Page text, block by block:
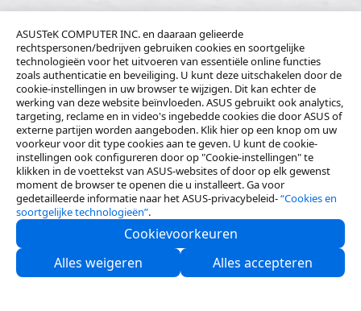
ASUSTeK COMPUTER INC. en daaraan gelieerde
rechtspersonen/bedrijven gebruiken cookies en soortgelijke
technologieën voor het uitvoeren van essentiële online functies
zoals authenticatie en beveiliging. U kunt deze uitschakelen door de
cookie-instellingen in uw browser te wijzigen. Dit kan echter de
werking van deze website beïnvloeden. ASUS gebruikt ook analytics,
targeting, reclame en in video's ingebedde cookies die door ASUS of
externe partijen worden aangeboden. Klik hier op een knop om uw
voorkeur voor dit type cookies aan te geven. U kunt de cookie-
instellingen ook configureren door op "Cookie-instellingen" te
klikken in de voettekst van ASUS-websites of door op elk gewenst
moment de browser te openen die u installeert. Ga voor
gedetailleerde informatie naar het ASUS-privacybeleid-“Cookies en
soortgelijke technologieën”.
Cookievoorkeuren
Alles weigeren
Alles accepteren
Neem contact met ons op